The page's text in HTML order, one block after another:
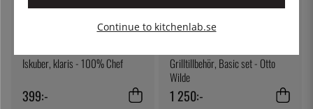
Iskuber, klaris - 100% Chef
399:-
Grilltillbehör, Basic set - Otto
Wilde
1 250:-
Continue to kitchenlab.se